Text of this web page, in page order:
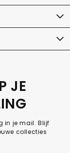
JE
in je mail. Blijf
collecties